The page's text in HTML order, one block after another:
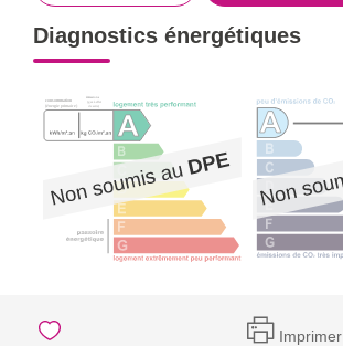
Diagnostics énergétiques
Imprimer